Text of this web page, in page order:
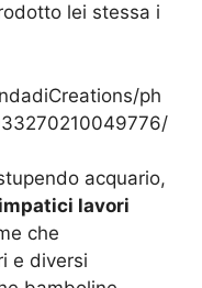
lei stessa i
ph
acquario,
lavori
che
e diversi